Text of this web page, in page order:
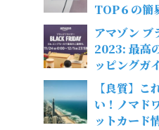
TOP６の簡
アマゾン ブ
2023: 最高
ッピングガ
【良質】こ
い！ノマド
ットカード